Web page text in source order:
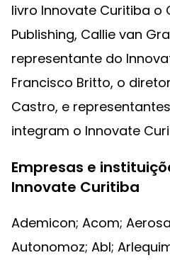
livro Innovate Curitiba o
Publishing, Callie van
representante do
Francisco Britto, o
Castro, e
integram o Innovate
Empresas e
Innovate Curitiba
Ademicon; Acom;
Autonomoz; Abl;